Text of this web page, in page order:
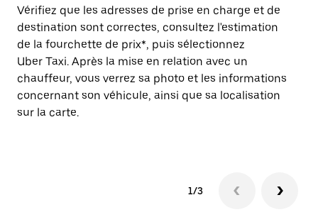
Vérifiez que les adresses de prise en charge et de
destination sont correctes, consultez l'estimation
de la fourchette de prix*, puis sélectionnez
Uber Taxi. Après la mise en relation avec un
chauffeur, vous verrez sa photo et les informations
concernant son véhicule, ainsi que sa localisation
sur la carte.
1/3